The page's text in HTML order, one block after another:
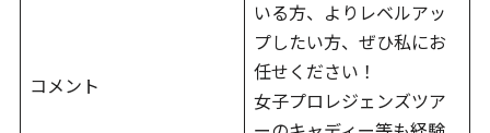
コメント
いる方、よりレベルアッ
プしたい方、ぜひ私にお
任せください！
女子プロレジェンズツア